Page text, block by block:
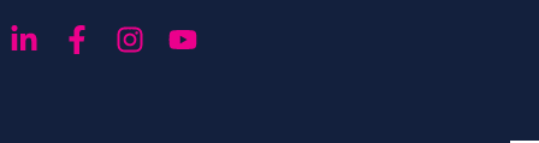
Ir a LinkedInIr a Facebook
Ir a nuestro Instagram
Ir a nuestro YouTube